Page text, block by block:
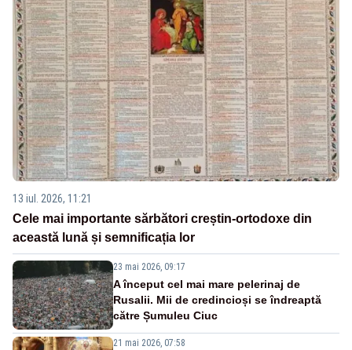
13 iul. 2026, 11:21
Cele mai importante sărbători creștin-ortodoxe din
această lună și semnificația lor
23 mai 2026, 09:17
A început cel mai mare pelerinaj de
Rusalii. Mii de credincioși se îndreaptă
către Șumuleu Ciuc
21 mai 2026, 07:58